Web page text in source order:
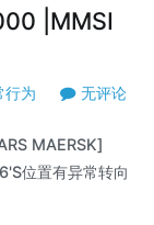
|MMSI
行为 无评论
MAERSK]
位置有异常转向